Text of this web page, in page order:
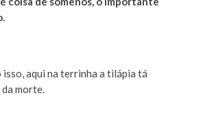
isso, aqui na terrinha a tilápia tá
morte.